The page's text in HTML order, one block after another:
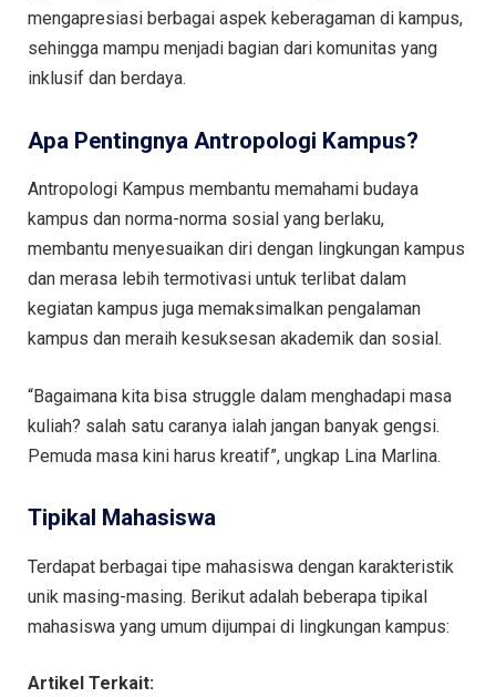
mengapresiasi berbagai aspek keberagaman di kampus,
sehingga mampu menjadi bagian dari komunitas yang
inklusif dan berdaya.
Apa Pentingnya Antropologi Kampus?
Antropologi Kampus membantu memahami budaya
kampus dan norma-norma sosial yang berlaku,
membantu menyesuaikan diri dengan lingkungan kampus
dan merasa lebih termotivasi untuk terlibat dalam
kegiatan kampus juga memaksimalkan pengalaman
kampus dan meraih kesuksesan akademik dan sosial.
“Bagaimana kita bisa struggle dalam menghadapi masa
kuliah? salah satu caranya ialah jangan banyak gengsi.
Pemuda masa kini harus kreatif”, ungkap Lina Marlina.
Tipikal Mahasiswa
Terdapat berbagai tipe mahasiswa dengan karakteristik
unik masing-masing. Berikut adalah beberapa tipikal
mahasiswa yang umum dijumpai di lingkungan kampus:
Artikel Terkait: